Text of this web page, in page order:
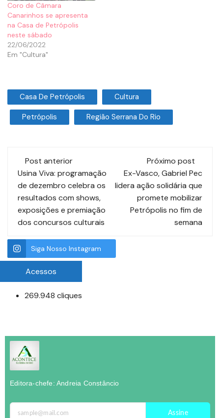
Coro de Câmara
Canarinhos se apresenta
na Casa de Petrópolis
neste sábado
22/06/2022
Em "Cultura"
Casa De Petrópolis Cultura
Petrópolis Região Serrana Do Rio
Post anterior
Usina Viva: programação
de dezembro celebra os
resultados com shows,
exposições e premiação
dos concursos culturais
Próximo post
Ex-Vasco, Gabriel Pec
lidera ação solidária que
promete mobilizar
Petrópolis no fim de
semana
Siga Nosso Instagram
Acessos
269.948 cliques
Editora-chefe: Andreia Constâncio
Assine